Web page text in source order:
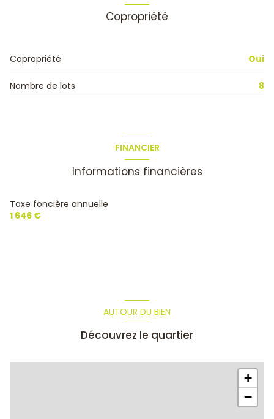
Copropriété
Copropriété Oui
Nombre de lots 8
FINANCIER
Informations financières
Taxe foncière annuelle
1 646 €
AUTOUR DU BIEN
Découvrez le quartier
+
−